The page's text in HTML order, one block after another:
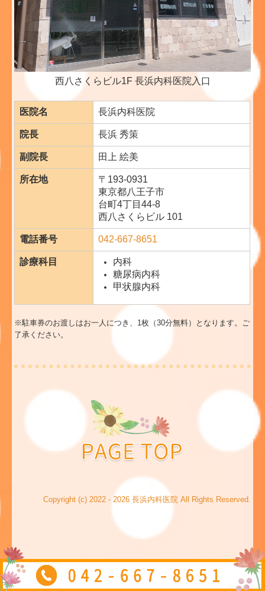
西八さくらビル1F 長浜内科医院入口
医院名 長浜内科医院
院長 長浜 秀策
副院長 田上 絵美
所在地
〒193-0931
東京都八王子市
台町4丁目44-8
西八さくらビル 101
電話番号 042-667-8651
診療科目
内科
糖尿病内科
甲状腺内科
※駐車券のお渡しはお一人につき、1枚（30分無料）となります。ご
了承ください。
Copyright (c) 2022 - 2026 長浜内科医院 All Rights Reserved.